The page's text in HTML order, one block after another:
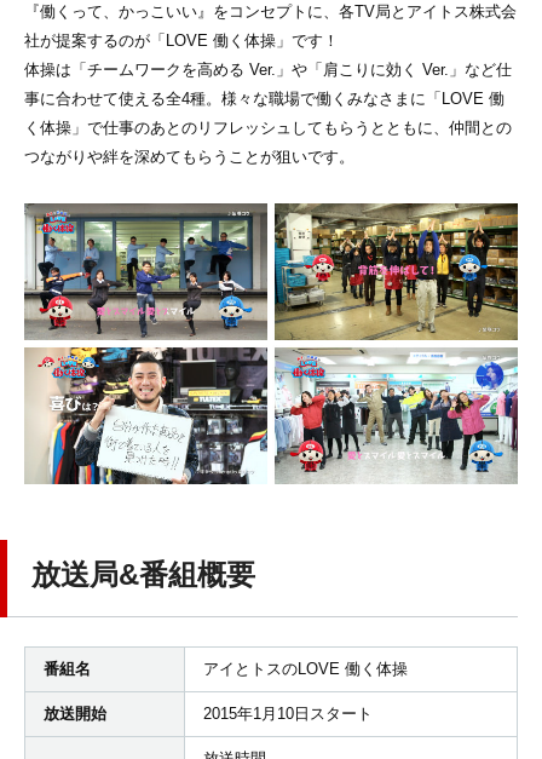
『働くって、かっこいい』をコンセプトに、各TV局とアイトス株式会
社が提案するのが「LOVE 働く体操」です！
体操は「チームワークを高める Ver.」や「肩こりに効く Ver.」など仕
事に合わせて使える全4種。様々な職場で働くみなさまに「LOVE 働
く体操」で仕事のあとのリフレッシュしてもらうとともに、仲間との
つながりや絆を深めてもらうことが狙いです。
放送局&番組概要
番組名 アイとトスのLOVE 働く体操
放送開始 2015年1月10日スタート